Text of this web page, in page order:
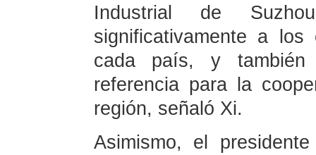
Industrial de
significativamente a los
cada país, y
referencia para la
región, señaló Xi.
Asimismo, el